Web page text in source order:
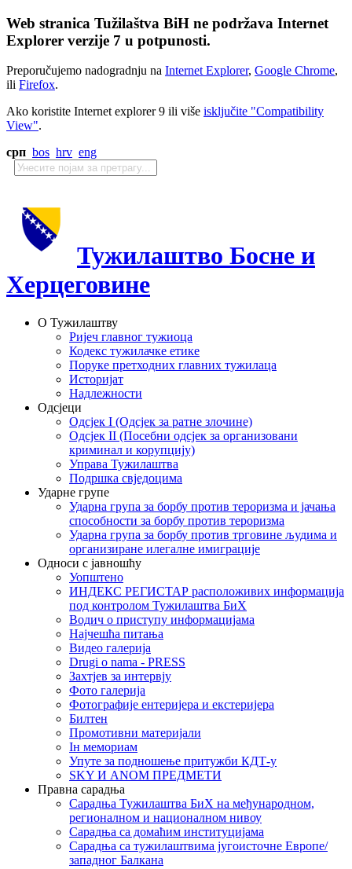
Web stranica Tužilaštva BiH ne podržava Internet
Explorer verzije 7 u potpunosti.
Preporučujemo nadogradnju na Internet Explorer, Google Chrome,
ili Firefox.
Ako koristite Internet explorer 9 ili više isključite "Compatibility
View".
срп bos hrv eng
Тужилаштво Босне и
Херцеговине
О Тужилаштву
Ријеч главног тужиоца
Кодекс тужилачке етике
Поруке претходних главних тужилаца
Историјат
Надлежности
Одсјеци
Одсјек I (Одсјек за ратне злочине)
Одсјек II (Посебни одсјек за организовани
криминал и корупцију)
Управа Тужилаштва
Подршка свједоцима
Ударне групе
Ударна група за борбу против тероризма и јачања
способности за борбу против тероризма
Ударна група за борбу против трговине људима и
организиране илегалне имиграције
Односи с јавношћу
Уопштено
ИНДЕКС РЕГИСТАР расположивих информација
под контролом Тужилаштва БиХ
Водич о приступу информацијама
Најчешћа питања
Видео галерија
Drugi o nama - PRESS
Захтјев за интервју
Фото галерија
Фотографије ентеријера и екстеријера
Билтен
Промотивни материјали
Iн мемориам
Упуте за подношење притужби КДТ-у
SKY И ANOM ПРЕДМЕТИ
Правна сарадња
Сарадња Тужилаштва БиХ на међународном,
регионалном и националном нивоу
Сарадња са домаћим институцијама
Сарадња са тужилаштвима југоисточне Европе/
западног Балкана